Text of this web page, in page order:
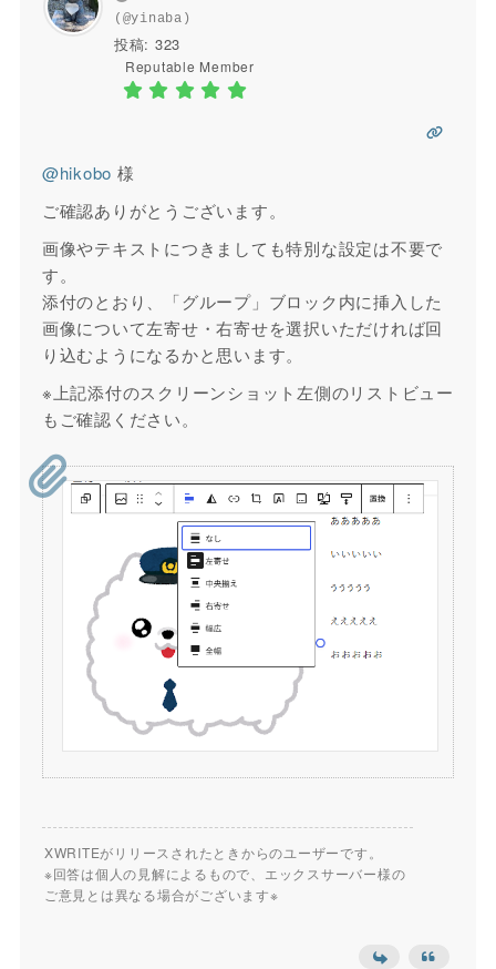
(@yinaba)
投稿: 323
Reputable Member
@hikobo 様
ご確認ありがとうございます。
画像やテキストにつきましても特別な設定は不要で
す。
添付のとおり、「グループ」ブロック内に挿入した
画像について左寄せ・右寄せを選択いただければ回
り込むようになるかと思います。
※上記添付のスクリーンショット左側のリストビュー
もご確認ください。
XWRITEがリリースされたときからのユーザーです。
※回答は個人の見解によるもので、エックスサーバー様の
ご意見とは異なる場合がございます※